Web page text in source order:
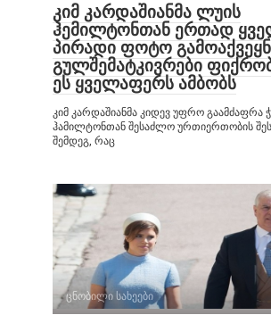
კიმ კარდაშიანმა ლუის
ჰემილტონთან ერთად
პირადი ფოტო
გულშემატკივრები
ეს ყველაფერს ამბობს
კიმ კარდაშიანმა კიდევ უფრო გაამძაფრა
ჰამილტონთან შესაძლო ურთიერთობის
შემდეგ, რაც
ცნობილი სახეები